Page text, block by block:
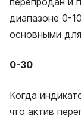
диапазоне 0-
основными
0-30
Когда
что актив